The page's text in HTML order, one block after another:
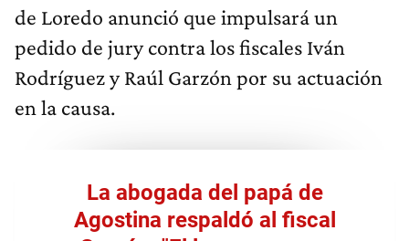
de Loredo anunció que impulsará un
pedido de jury contra los fiscales Iván
Rodríguez y Raúl Garzón por su actuación
en la causa.
La abogada del papá de
Agostina respaldó al fiscal